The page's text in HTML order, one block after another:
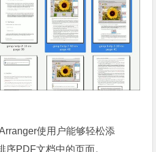
使用户能够轻松添
序PDF文档中的页面。